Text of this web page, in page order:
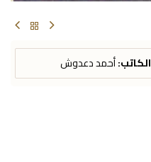
الكاتب:أحمد دعدوش